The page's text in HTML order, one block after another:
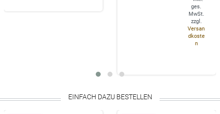
ges.
MwSt.
zzgl.
Versan
dkoste
n
EINFACH DAZU BESTELLEN